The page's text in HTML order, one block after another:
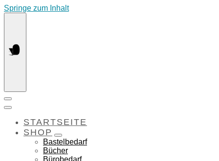
Springe zum Inhalt
STARTSEITE
SHOP
Bastelbedarf
Bücher
Bürobedarf